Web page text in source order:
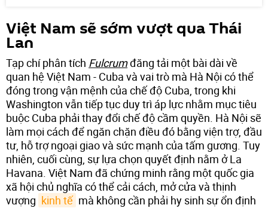
Việt Nam sẽ sớm vượt qua Thái
Lan
Tạp chí phân tích Fulcrumđăng tải một bài dài về
quan hệ Việt Nam - Cuba và vai trò mà Hà Nội có thể
đóng trong vận mệnh của chế độ Cuba, trong khi
Washington vẫn tiếp tục duy trì áp lực nhằm mục tiêu
buộc Cuba phải thay đổi chế độ cầm quyền. Hà Nội sẽ
làm mọi cách để ngăn chặn điều đó bằng viện trợ, đầu
tư, hỗ trợ ngoại giao và sức mạnh của tấm gương. Tuy
nhiên, cuối cùng, sự lựa chọn quyết định nằm ở La
Havana. Việt Nam đã chứng minh rằng một quốc gia
xã hội chủ nghĩa có thể cải cách, mở cửa và thịnh
vượng kinh tế mà không cần phải hy sinh sự ổn định